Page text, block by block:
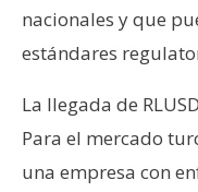
nacionales y que
estándares
La llegada de
Para el mercado
una empresa con